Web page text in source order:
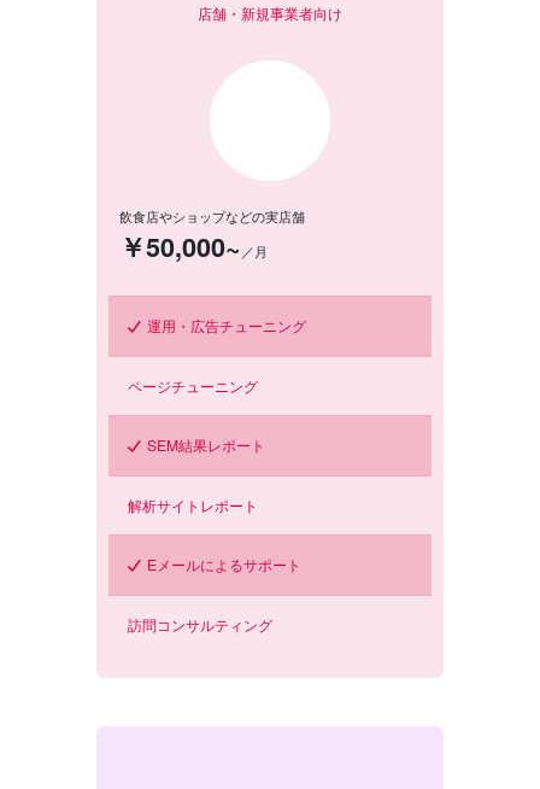
店舗・新規事業者向け
飲食店やショップなどの実店舗
￥50,000~ ／月
運用・広告チューニング
ページチューニング
SEM結果レポート
解析サイトレポート
Eメールによるサポート
訪問コンサルティング